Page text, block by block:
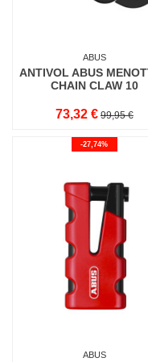
ABUS
ANTIVOL ABUS
CHAIN CLAW 10
73,32 € 99,95 €
-27,74%
ABUS